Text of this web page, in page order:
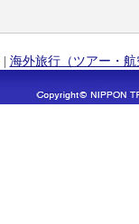
| 海外旅行（ツアー・航